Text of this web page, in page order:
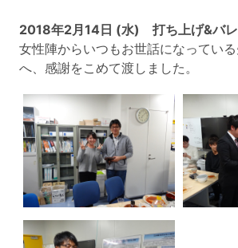
2018年2月14日 (水) 打ち上げ&バ
女性陣からいつもお世話になってい
へ、感謝をこめて渡しました。